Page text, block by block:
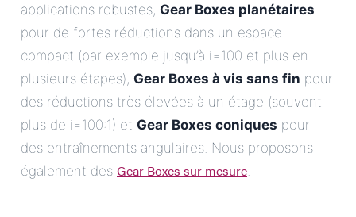
applications robustes, Gear Boxes planétaires
pour de fortes réductions dans un espace
compact (par exemple jusqu’à i=100 et plus en
plusieurs étapes), Gear Boxes à vis sans fin pour
des réductions très élevées à un étage (souvent
plus de i=100:1) et Gear Boxes coniques pour
des entraînements angulaires. Nous proposons
également des Gear Boxes sur mesure.